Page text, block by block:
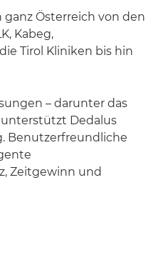
Österreich von den
Kabeg,
Tirol Kliniken bis hin
– darunter das
unterstützt Dedalus
Benutzerfreundliche
Zeitgewinn und